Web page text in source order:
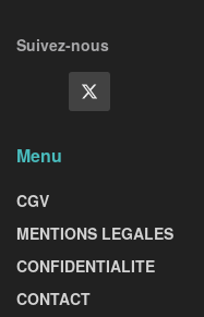
Suivez-nous
Menu
CGV
MENTIONS LEGALES
CONFIDENTIALITE
CONTACT